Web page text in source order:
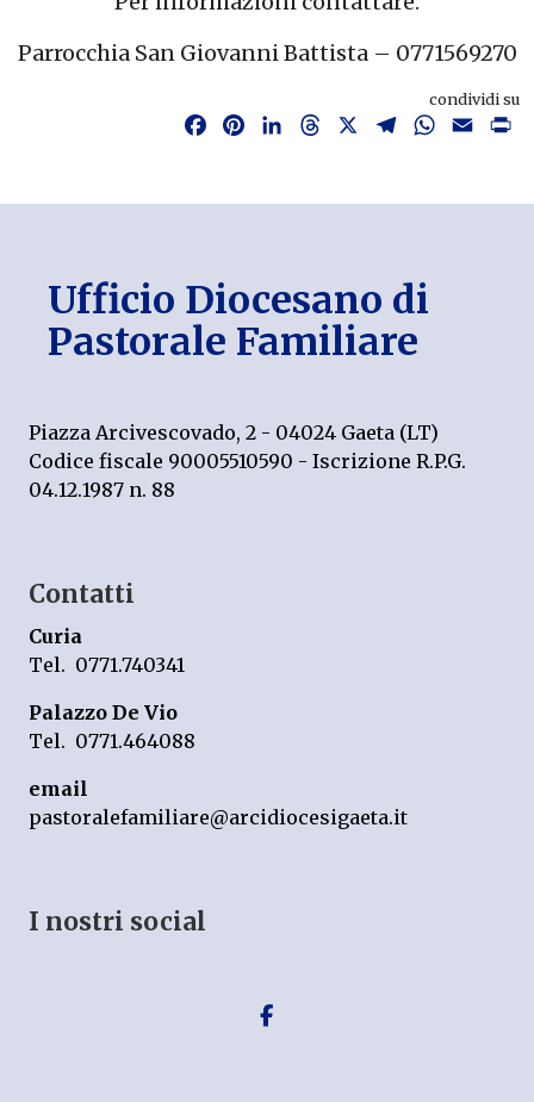
Parrocchia San Giovanni Battista – 0771569270
condividi su
FacebookPinterestLinkedInThreads TelegramEmail
Ufficio Diocesano di
Pastorale Familiare
Piazza Arcivescovado, 2 - 04024 Gaeta (LT)
Codice fiscale 90005510590 - Iscrizione R.P.G.
04.12.1987 n. 88
Contatti
Curia
Tel. 0771.740341
Palazzo De Vio
Tel. 0771.464088
email
pastoralefamiliare@arcidiocesigaeta.it
I nostri social